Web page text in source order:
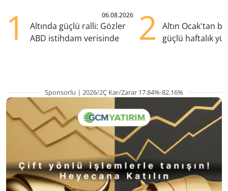
1 06.08.2026
Altında güçlü ralli: Gözler
ABD istihdam verisinde
2
Altın Ocak'tan
güçlü haftalık
Sponsorlu | 2026/2Ç Kar/Zarar 17.84%-82.16%